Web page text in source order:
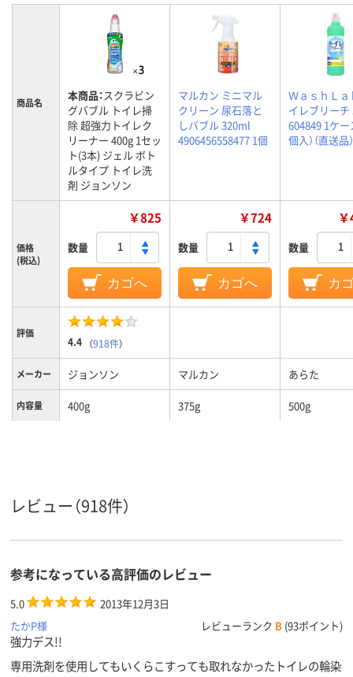
商品名 本商品：スクラビン
グバブル トイレ掃
除 超強力トイレク
リーナー 400g 1セッ
ト(3本) ジェル ボト
ルタイプ トイレ洗
剤 ジョンソン
マルカン ミニマル
クリーン 尿石落と
しバブル 320ml
4906456558477 1個
ＷａｓｈＬａ
イレブリーチ
604849 1ケー
個入）（直送品）
価格
(税込)
￥825
数量
カゴへ
￥724
数量
カゴへ
数量
カ
評価
4.4 （918件）
メーカー ジョンソン マルカン あらた
内容量 400g 375g 500g
形状 スプレー
液性 アルカリ性
レビュー（918件）
参考になっている高評価のレビュー
5.0
2013年12月3日
たかP様
レビューランク B (93ポイント)
強力デス!!
専用洗剤を使用してもいくらこすっても取れなかったトイレの輪染